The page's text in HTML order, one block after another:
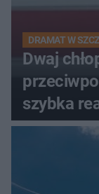
DRAMAT W
Dwaj
szybka